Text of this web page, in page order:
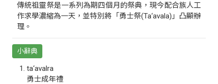
傳統祖靈祭是一系列為期四個月的祭典，現今配合族人工
作求學濃縮為一天，並特別將「勇士祭(Ta‘avala)」凸顯辦
理。
小辭典
ta‘avalra
勇士成年禮